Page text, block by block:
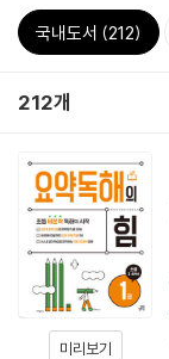
국내도서 (212)
212개
미리보기